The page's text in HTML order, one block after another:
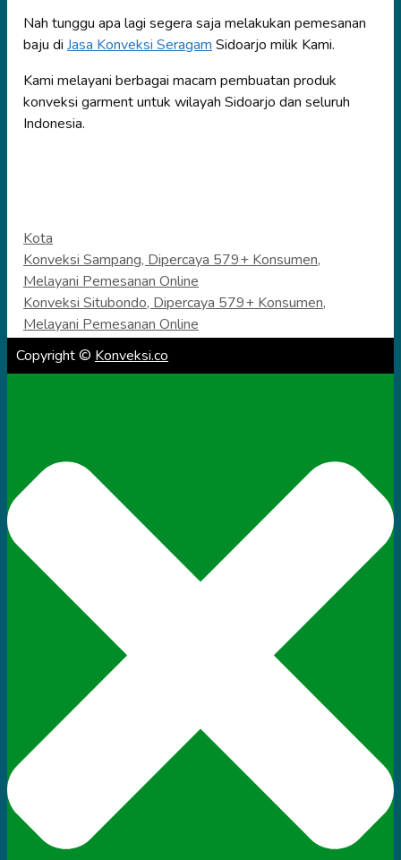
Nah tunggu apa lagi segera saja melakukan pemesanan
baju di Jasa Konveksi Seragam Sidoarjo milik Kami.
Kami melayani berbagai macam pembuatan produk
konveksi garment untuk wilayah Sidoarjo dan seluruh
Indonesia.
Categories
Kota
Konveksi Sampang, Dipercaya 579+ Konsumen,
Melayani Pemesanan Online
Konveksi Situbondo, Dipercaya 579+ Konsumen,
Melayani Pemesanan Online
Copyright © Konveksi.co